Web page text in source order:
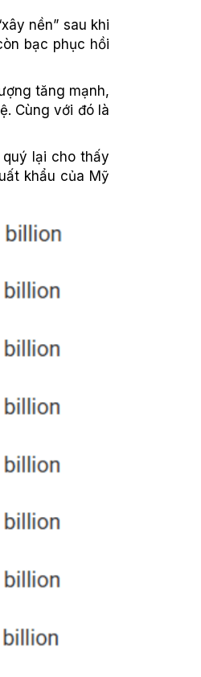
nền” sau khi
bạc phục hồi
tăng mạnh,
Cùng với đó là
lại cho thấy
khẩu của Mỹ